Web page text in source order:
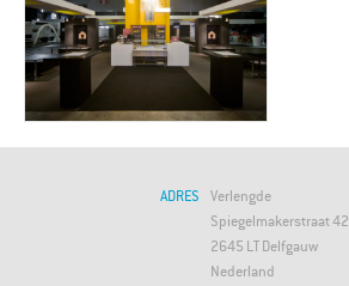
ADRES Verlengde
Spiegelmakerstraat 42
2645 LT Delfgauw
Nederland